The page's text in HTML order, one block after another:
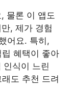
물론 이 앱도
, 제가 경험
어요. 특히,
혜택이 좋아
인식이 느린
도 추천 드려